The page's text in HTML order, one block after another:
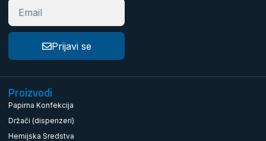
Prijavi se
Proizvodi
Papirna Konfekcija
Držači (dispenzeri)
Hemijska Sredstva